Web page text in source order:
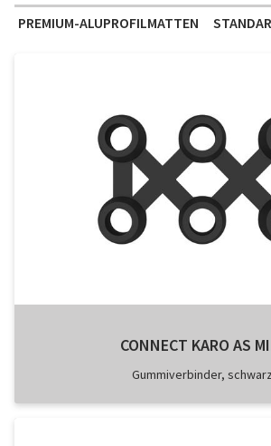
PREMIUM-ALUPROFILMATTEN
CONNECT KARO AS
Gummiverbinder, schwarz